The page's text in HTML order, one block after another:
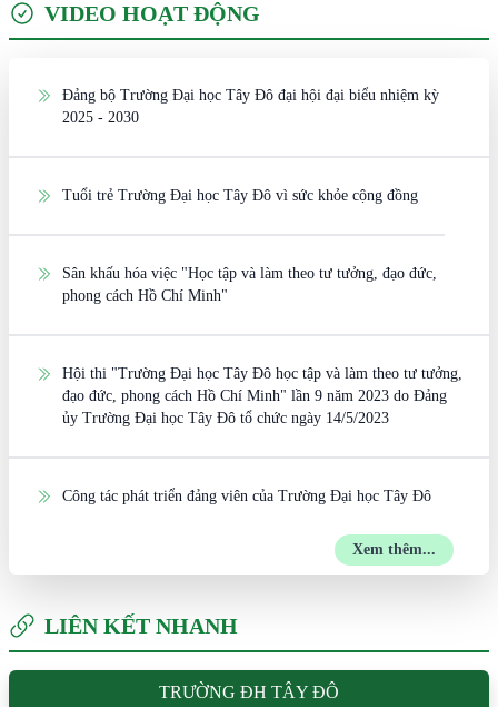
VIDEO HOẠT ĐỘNG
Đảng bộ Trường Đại học Tây Đô đại hội đại biểu nhiệm kỳ
2025 - 2030
Tuổi trẻ Trường Đại học Tây Đô vì sức khỏe cộng đồng
Sân khấu hóa việc "Học tập và làm theo tư tưởng, đạo đức,
phong cách Hồ Chí Minh"
Hội thi "Trường Đại học Tây Đô học tập và làm theo tư tưởng,
đạo đức, phong cách Hồ Chí Minh" lần 9 năm 2023 do Đảng
ủy Trường Đại học Tây Đô tổ chức ngày 14/5/2023
Công tác phát triển đảng viên của Trường Đại học Tây Đô
Xem thêm...
LIÊN KẾT NHANH
TRƯỜNG ĐH TÂY ĐÔ